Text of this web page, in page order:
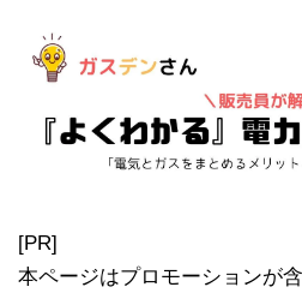
[PR]
本ページはプロモーションが